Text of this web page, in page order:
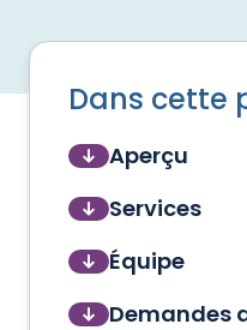
Dans cette
Aperçu
Services
Équipe
Demandes